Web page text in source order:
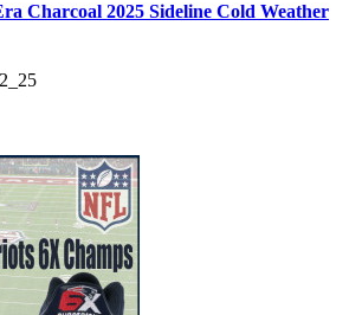
Charcoal 2025 Sideline Cold Weather